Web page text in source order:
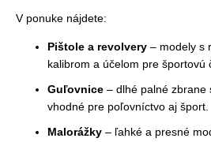
c
i
p
r
v
n
i
V ponuke nájdete:
Pištole a revolvery – modely s
kalibrom a účelom pre športovú
Guľovnice – dlhé palné zbrane
vhodné pre poľovníctvo aj šport.
Malorážky – ľahké a presné